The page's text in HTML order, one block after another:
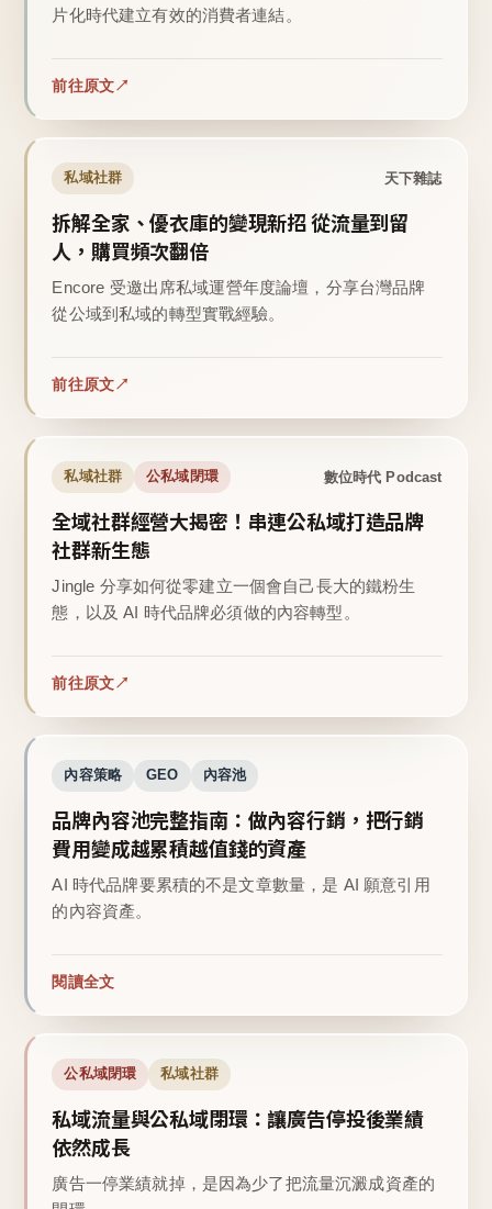
片化時代建立有效的消費者連結。
前往原文
私域社群 天下雜誌
拆解全家、優衣庫的變現新招 從流量到留
人，購買頻次翻倍
Encore 受邀出席私域運營年度論壇，分享台灣品牌
從公域到私域的轉型實戰經驗。
前往原文
私域社群 公私域閉環 數位時代 Podcast
全域社群經營大揭密！串連公私域打造品牌
社群新生態
Jingle 分享如何從零建立一個會自己長大的鐵粉生
態，以及 AI 時代品牌必須做的內容轉型。
前往原文
內容策略 GEO 內容池
品牌內容池完整指南：做內容行銷，把行銷
費用變成越累積越值錢的資產
AI 時代品牌要累積的不是文章數量，是 AI 願意引用
的內容資產。
閱讀全文
公私域閉環 私域社群
私域流量與公私域閉環：讓廣告停投後業績
依然成長
廣告一停業績就掉，是因為少了把流量沉澱成資產的